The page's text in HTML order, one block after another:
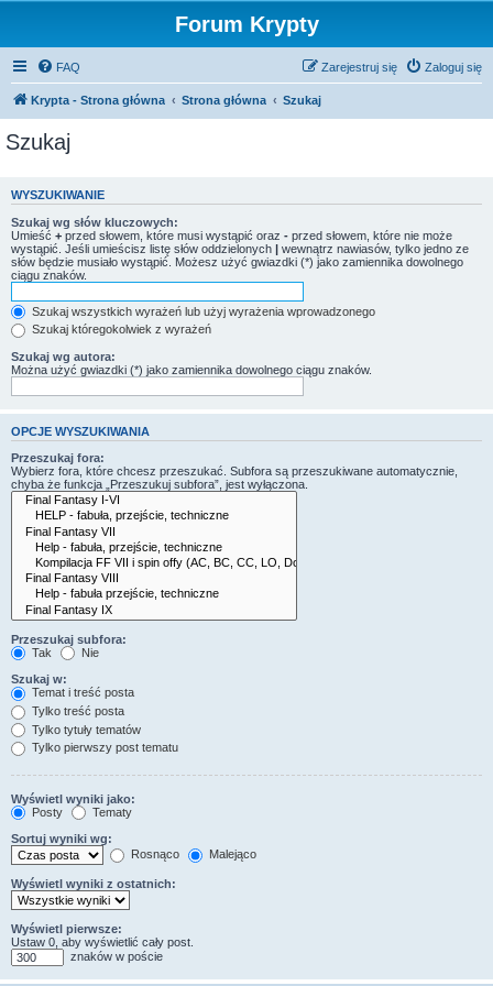
Forum Krypty
FAQ Zaloguj się
Zarejestruj się
Krypta - Strona główna Strona główna Szukaj
Szukaj
WYSZUKIWANIE
Szukaj wg słów kluczowych:
Umieść + przed słowem, które musi wystąpić oraz - przed słowem, które nie może
wystąpić. Jeśli umieścisz listę słów oddzielonych | wewnątrz nawiasów, tylko jedno ze
słów będzie musiało wystąpić. Możesz użyć gwiazdki (*) jako zamiennika dowolnego
ciągu znaków.
Szukaj wszystkich wyrażeń lub użyj wyrażenia wprowadzonego
Szukaj któregokolwiek z wyrażeń
Szukaj wg autora:
Można użyć gwiazdki (*) jako zamiennika dowolnego ciągu znaków.
OPCJE WYSZUKIWANIA
Przeszukaj fora:
Wybierz fora, które chcesz przeszukać. Subfora są przeszukiwane automatycznie,
chyba że funkcja „Przeszukuj subfora”, jest wyłączona.
Przeszukaj subfora:
Tak
Nie
Szukaj w:
Temat i treść posta
Tylko treść posta
Tylko tytuły tematów
Tylko pierwszy post tematu
Wyświetl wyniki jako:
Posty
Tematy
Sortuj wyniki wg:
Rosnąco
Malejąco
Wyświetl wyniki z ostatnich:
Wyświetl pierwsze:
Ustaw 0, aby wyświetlić cały post.
znaków w poście